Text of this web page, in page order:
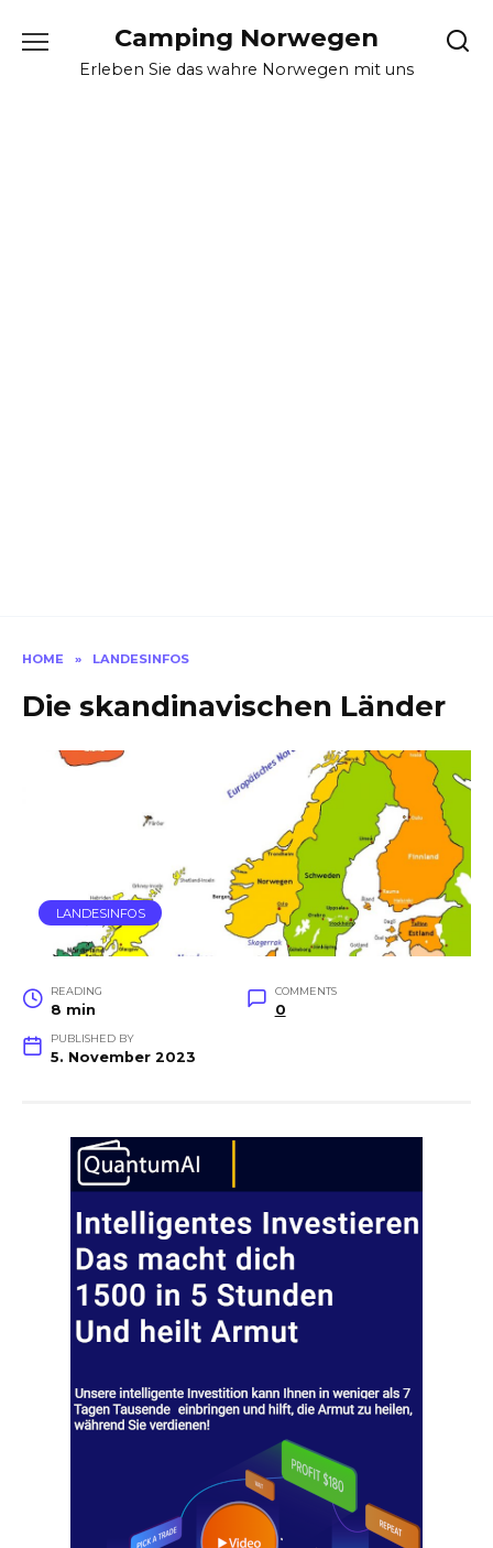
Camping Norwegen
Erleben Sie das wahre Norwegen mit uns
HOME » LANDESINFOS
Die skandinavischen Länder
LANDESINFOS
READING
8 min
COMMENTS
0
PUBLISHED BY
5. November 2023